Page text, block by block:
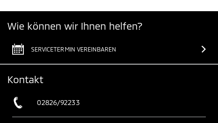
Wie können wir Ihnen helfen?
SERVICETERMIN VEREINBAREN
Kontakt
02826/92233